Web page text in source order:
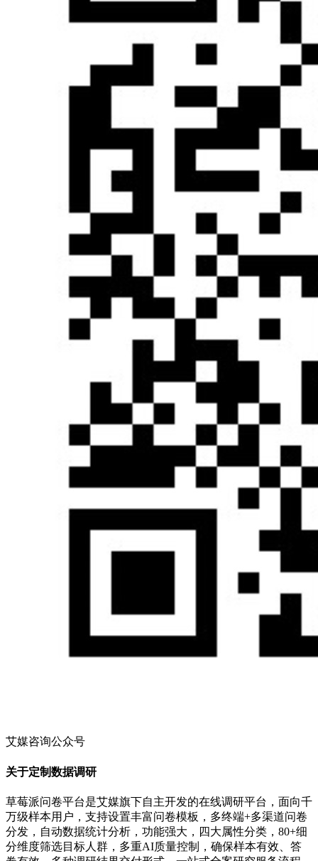
艾媒咨询公众号
关于定制数据调研
草莓派问卷平台是艾媒旗下自主开发的在线调研平台，面向千
万级样本用户，支持设置丰富问卷模板，多终端+多渠道问卷
分发，自动数据统计分析，功能强大，四大属性分类，80+细
分维度筛选目标人群，多重AI质量控制，确保样本有效、答